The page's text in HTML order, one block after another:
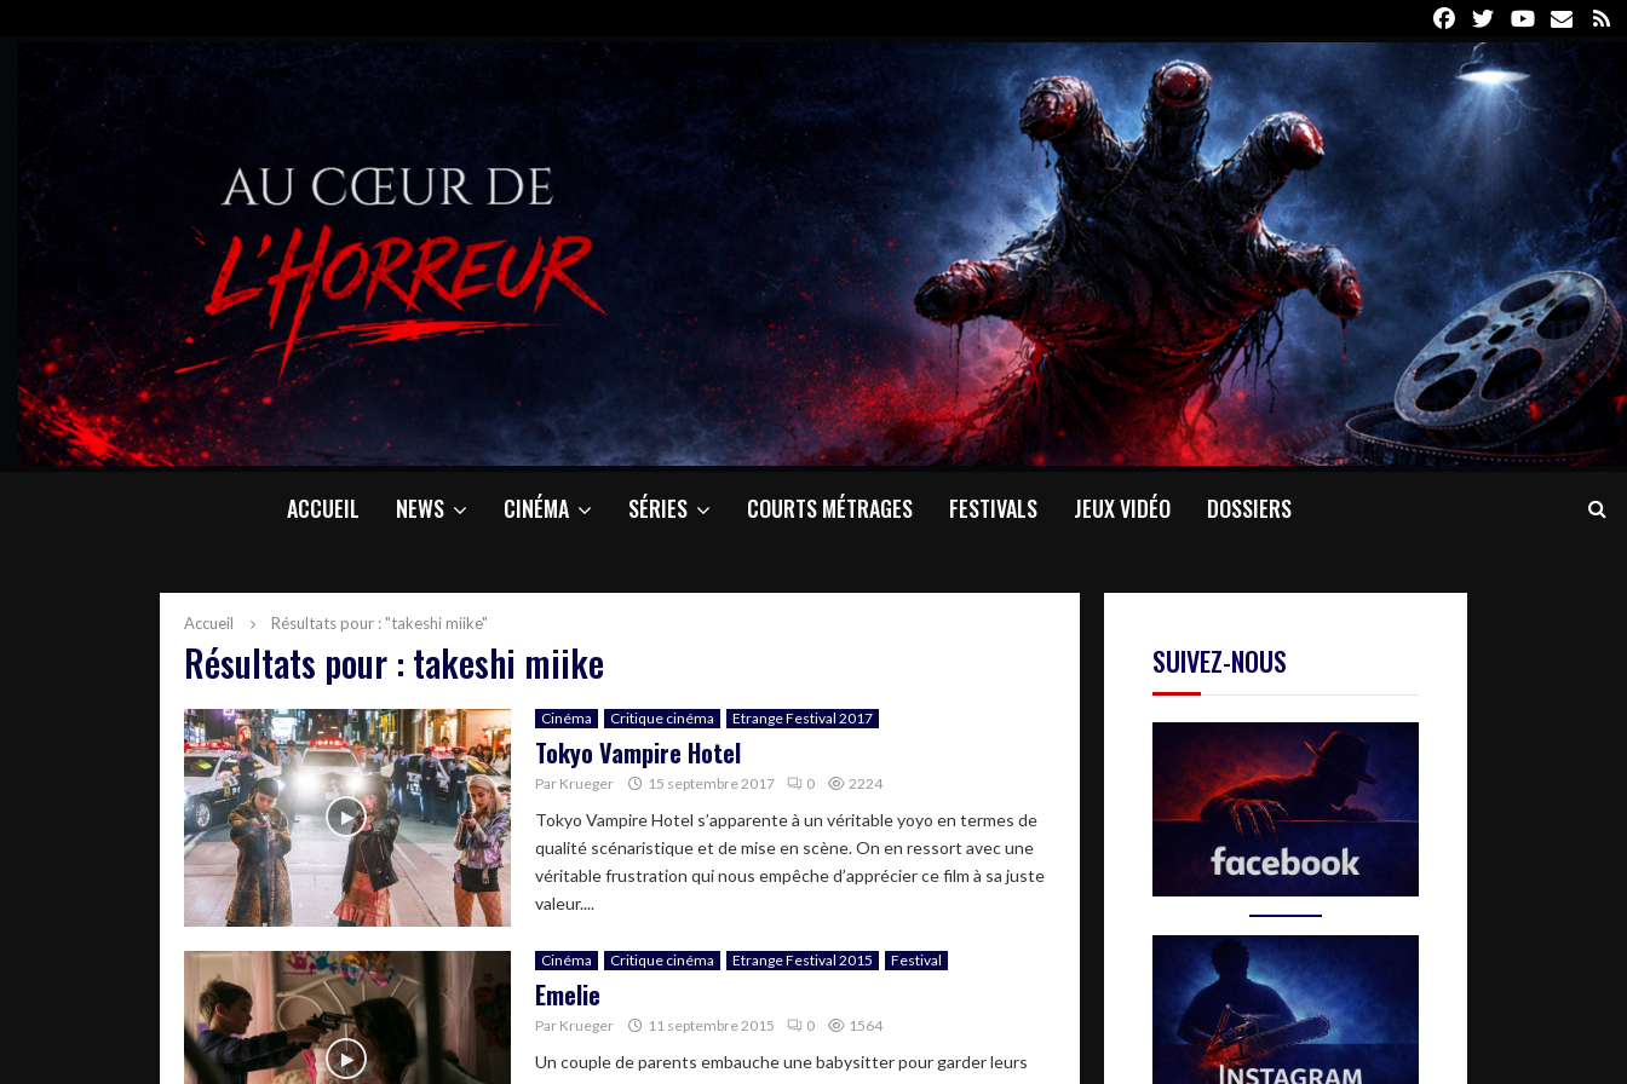
FacebookTwitterYoutube
Email
ACCUEIL NEWS CINÉMA SÉRIES COURTS MÉTRAGES FESTIVALS JEUX VIDÉO DOSSIERS
Accueil Résultats pour : "takeshi miike"
Résultats pour : takeshi miike
Cinéma Critique cinéma Etrange Festival 2017
Tokyo Vampire Hotel
Par Krueger 15 septembre 2017 0 2224
Tokyo Vampire Hotel s’apparente à un véritable yoyo en termes de
qualité scénaristique et de mise en scène. On en ressort avec une
véritable frustration qui nous empêche d’apprécier ce film à sa juste
valeur....
Cinéma Critique cinéma Etrange Festival 2015 Festival
Emelie
Par Krueger 11 septembre 2015 0 1564
Un couple de parents embauche une babysitter pour garder leurs
SUIVEZ-NOUS